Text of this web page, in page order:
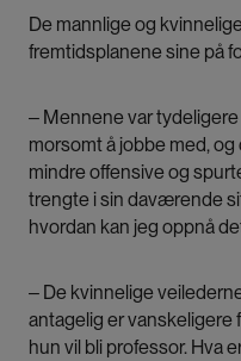
De mannlige og
fremtidsplanene sine på
‒ Mennene var
morsomt å jobbe med,
mindre offensive og
trengte i sin daværende
hvordan kan jeg oppnå
‒ De kvinnelige
antagelig er vanskeligere
hun vil bli professor. Hva